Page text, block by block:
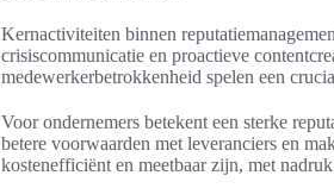
Kernactiviteiten binnen
crisiscommunicatie en proactieve
medewerkerbetrokkenheid spelen een
Voor ondernemers betekent een sterke
betere voorwaarden met leveranciers en
kostenefficiënt en meetbaar zijn, met